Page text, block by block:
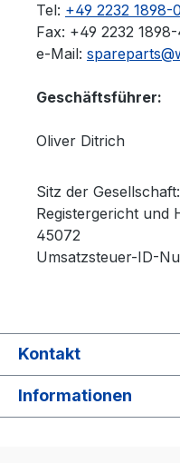
Tel: +49 2232 1898-0
Fax: +49 2232 1898-
e-Mail:
Geschäftsführer:
Oliver Ditrich
Sitz der
Registergericht und
45072
Umsatzsteuer-ID-
Kontakt
Informationen